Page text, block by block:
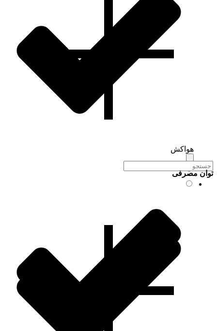
هواکش
توان مصرفی